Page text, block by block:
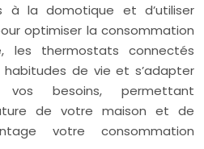
à la domotique et d’utiliser
optimiser la consommation
les thermostats connectés
de vie et s’adapter
vos besoins, permettant
de votre maison et de
votre consommation